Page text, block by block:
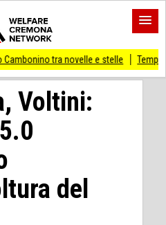
e stelle Tempo Italia fino al 9 di
Voltini:
del